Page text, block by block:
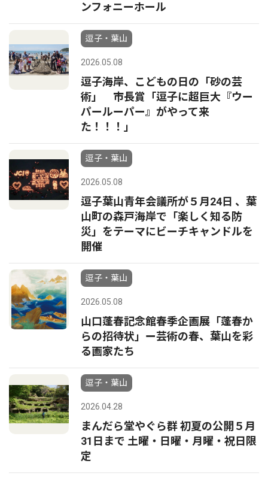
ンフォニーホール
逗子・葉山
2026.05.08
逗子海岸、こどもの日の「砂の芸
術」 市長賞「逗子に超巨大『ウー
パールーパー』がやって来
た！！！」
逗子・葉山
2026.05.08
逗子葉山青年会議所が５月24日 、葉
山町の森戸海岸で「楽しく知る防
災」をテーマにビーチキャンドルを
開催
逗子・葉山
2026.05.08
山口蓬春記念館春季企画展「蓬春か
らの招待状」ー芸術の春、葉山を彩
る画家たち
逗子・葉山
2026.04.28
まんだら堂やぐら群 初夏の公開５月
31日まで 土曜・日曜・月曜・祝日限
定